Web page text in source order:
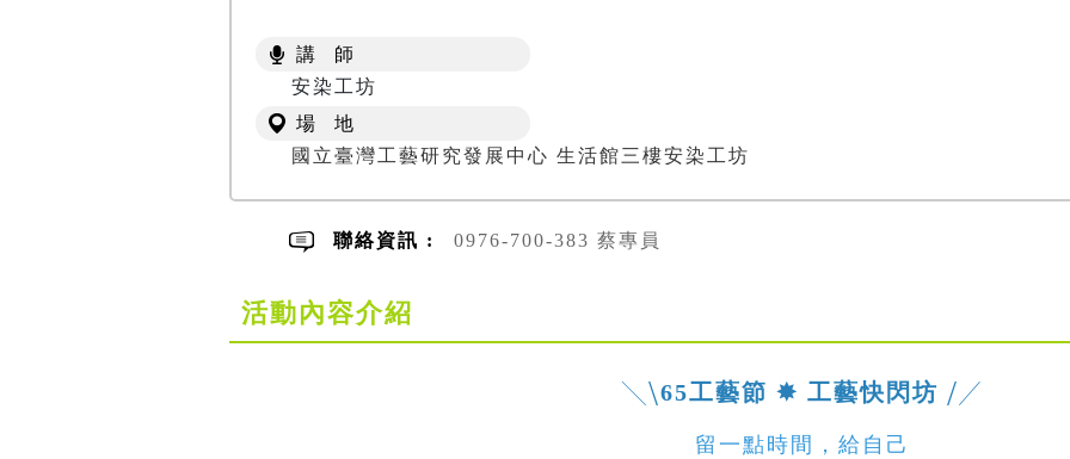
講 師
安染工坊
場 地
國立臺灣工藝研究發展中心 生活館三樓安染工坊
聯絡資訊 : 0976-700-383 蔡專員
活動內容介紹
╲⧹65工藝節 ✸ 工藝快閃坊 ⧸╱
留一點時間，給自己